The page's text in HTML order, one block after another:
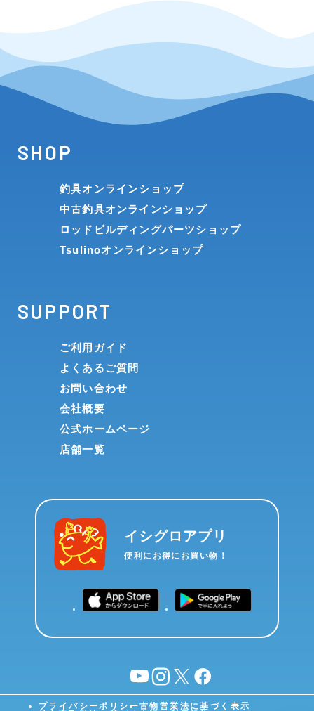
SHOP
釣具オンラインショップ
中古釣具オンラインショップ
ロッドビルディングパーツショップ
Tsulinoオンラインショップ
SUPPORT
ご利用ガイド
よくあるご質問
お問い合わせ
会社概要
公式ホームページ
店舗一覧
イシグロアプリ
便利にお得にお買い物！
YouTubeinstagram
X facebook
プライバシーポリシー古物営業法に基づく表示